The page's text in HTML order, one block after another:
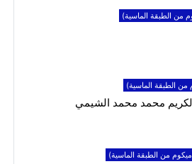
من الطبقة الماسية)
من الطبقة الماسية)
محمد محمد الشيمي
من الطبقة الماسية)